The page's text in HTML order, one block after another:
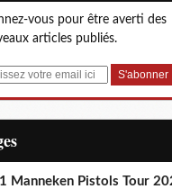
vous pour être averti des
articles publiés.
Manneken Pistols Tour